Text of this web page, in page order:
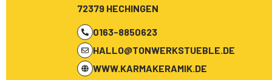
72379 HECHINGEN
0163-8850623
HALLO@TONWERKSTUEBLE.DE
WWW.KARMAKERAMIK.DE